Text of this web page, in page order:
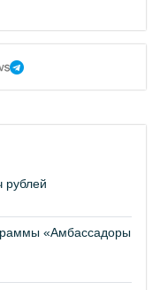
рублей
«Амбассадоры